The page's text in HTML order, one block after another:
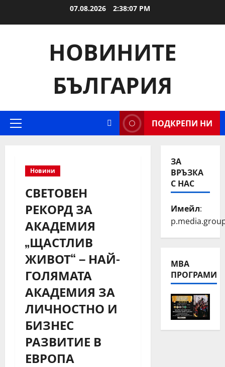
07.08.2026 2:38:08 PM
НОВИНИТЕ
БЪЛГАРИЯ
Primary
ПОДКРЕПИ НИ
Новини
СВЕТОВЕН
РЕКОРД ЗА
АКАДЕМИЯ
„ЩАСТЛИВ
ЖИВОТ“ – НАЙ-
ГОЛЯМАТА
АКАДЕМИЯ ЗА
ЛИЧНОСТНО И
БИЗНЕС
РАЗВИТИЕ В
ЕВРОПА
ЗА
ВРЪЗКА
С НАС
Имейл:
МВА
ПРОГРАМИ